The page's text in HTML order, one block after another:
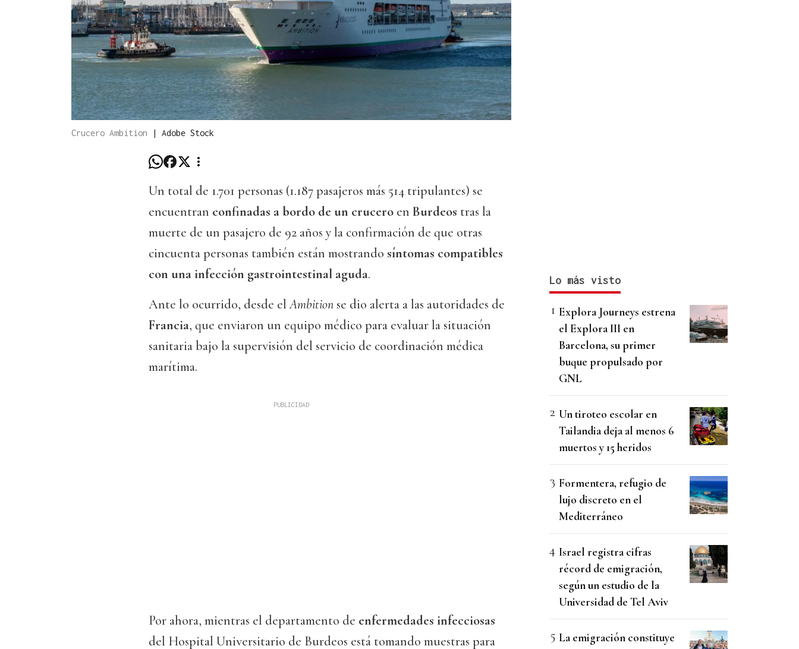
Crucero Ambition | Adobe Stock
Un total de 1.701 personas (1.187 pasajeros más 514 tripulantes) se
encuentran confinadas a bordo de un crucero en Burdeos tras la
muerte de un pasajero de 92 años y la confirmación de que otras
cincuenta personas también están mostrando síntomas compatibles
con una infección gastrointestinal aguda.
Ante lo ocurrido, desde elAmbition se dio alerta a las autoridades de
Francia, que enviaron un equipo médico para evaluar la situación
sanitaria bajo la supervisión del servicio de coordinación médica
marítima.
Por ahora, mientras el departamento de enfermedades infecciosas
del Hospital Universitario de Burdeos está tomando muestras para
Lo más visto
Explora Journeys estrena
el Explora III en
Barcelona, su primer
buque propulsado por
GNL
Un tiroteo escolar en
Tailandia deja al menos 6
muertos y 15 heridos
Formentera, refugio de
lujo discreto en el
Mediterráneo
Israel registra cifras
récord de emigración,
según un estudio de la
Universidad de Tel Aviv
La emigración constituye